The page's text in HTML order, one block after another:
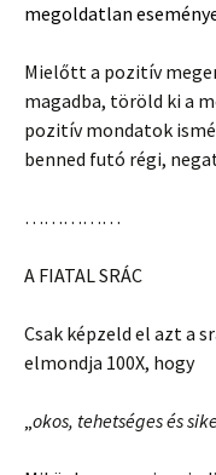
megoldatlan
Mielőtt a pozitív
magadba, töröld ki a
pozitív mondatok
benned futó régi,
……………
A FIATAL SRÁC
Csak képzeld el azt a
elmondja 100X, hogy
„okos, tehetséges és